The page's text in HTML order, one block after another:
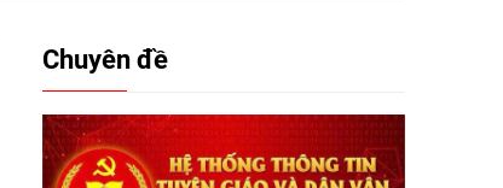
Chuyên đề